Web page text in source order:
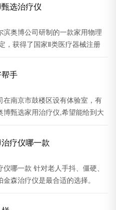
选治疗仪
奥博公司研制的一款家用物理
，获得了国家Ⅱ类医疗器械注册
手
南京市鼓楼区设有体验室，有
甄选家用治疗仪,希望能给到大
疗仪哪一款
哪一款 针对老人手抖、僵硬、
森治疗仪是最合适的选择。